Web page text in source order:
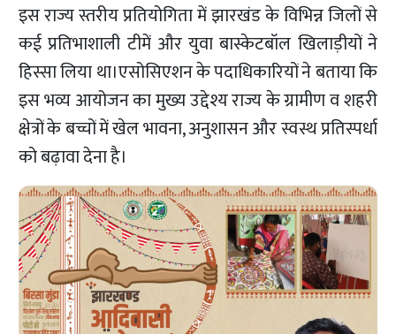
इस राज्य स्तरीय प्रतियोगिता में झारखंड के विभिन्न जिलों से
कई प्रतिभाशाली टीमें और युवा बास्केटबॉल खिलाड़ीयों ने
हिस्सा लिया था।एसोसिएशन के पदाधिकारियों ने बताया कि
इस भव्य आयोजन का मुख्य उद्देश्य राज्य के ग्रामीण व शहरी
क्षेत्रों के बच्चों में खेल भावना, अनुशासन और स्वस्थ प्रतिस्पर्धा
को बढ़ावा देना है।